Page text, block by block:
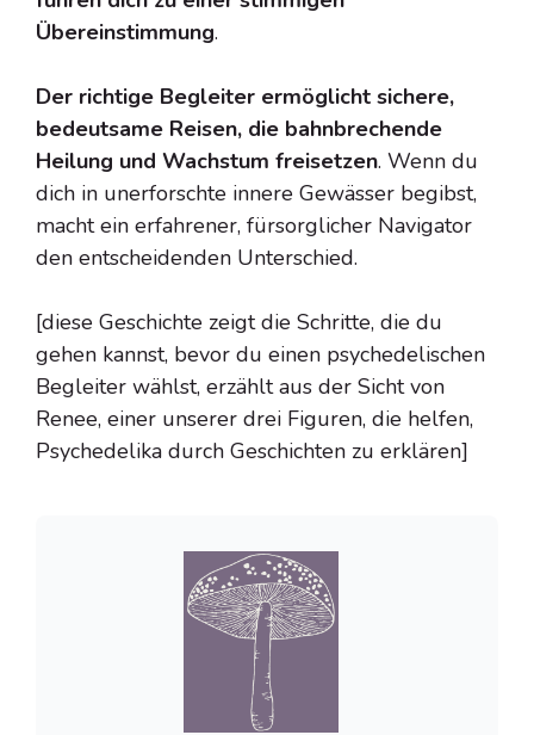
Übereinstimmung.
Der richtige Begleiter ermöglicht sichere,
bedeutsame Reisen, die bahnbrechende
Heilung und Wachstum freisetzen. Wenn du
dich in unerforschte innere Gewässer begibst,
macht ein erfahrener, fürsorglicher Navigator
den entscheidenden Unterschied.
[diese Geschichte zeigt die Schritte, die du
gehen kannst, bevor du einen psychedelischen
Begleiter wählst, erzählt aus der Sicht von
Renee, einer unserer drei Figuren, die helfen,
Psychedelika durch Geschichten zu erklären]